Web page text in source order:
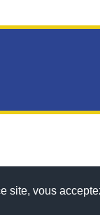
site, vous